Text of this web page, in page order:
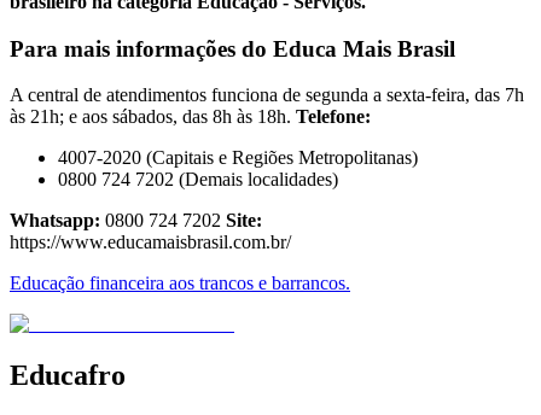
Para mais informações do Educa Mais Brasil
A central de atendimentos funciona de segunda a sexta-feira, das 7h
às 21h; e aos sábados, das 8h às 18h. Telefone:
4007-2020 (Capitais e Regiões Metropolitanas)
0800 724 7202 (Demais localidades)
Whatsapp: 0800 724 7202 Site:
https://www.educamaisbrasil.com.br/
Educação financeira aos trancos e barrancos.
Educafro